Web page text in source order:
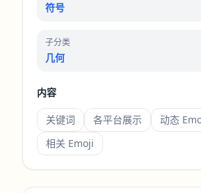
符号
子分类
几何
内容
关键词 各平台展示
动态
相关 Emoji